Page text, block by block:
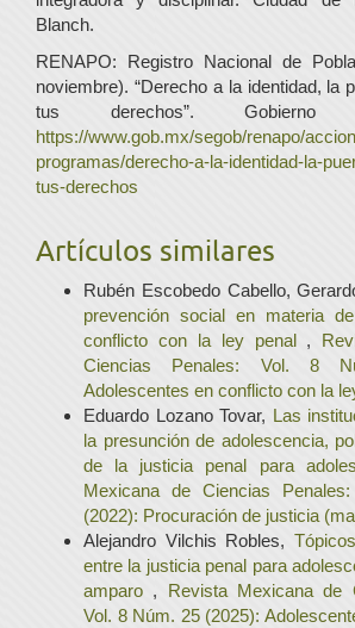
Blanch.
RENAPO: Registro Nacional de
noviembre). “Derecho a la identidad, la
tus derechos”.
https://www.gob.mx/segob/renapo/
programas/derecho-a-la-identidad-la-
tus-derechos
Artículos similares
Rubén Escobedo Cabello,
prevención social en materia
conflicto con la ley penal ,
Ciencias Penales: Vol. 8
Adolescentes en conflicto con la
Eduardo Lozano Tovar, Las
la presunción de adolescencia,
de la justicia penal para
Mexicana de Ciencias
(2022): Procuración de justicia
Alejandro Vilchis Robles,
entre la justicia penal para
amparo , Revista Mexicana de
Vol. 8 Núm. 25 (2025):